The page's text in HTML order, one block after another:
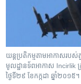
ទៅ​
កាន់​
ទំព័រ​
ស្វែង​
Khmer English
បណ្តាញ​សង្គម
ភាសា
យន្ត​ប្រតិកម្ម​តាម​អាកាស​រប
មូលដ្ឋាន​ទ័ព​អាកាស Incirlik
ថ្ងៃទី២៩ ខែកក្កដា ឆ្នាំ២០១៥។